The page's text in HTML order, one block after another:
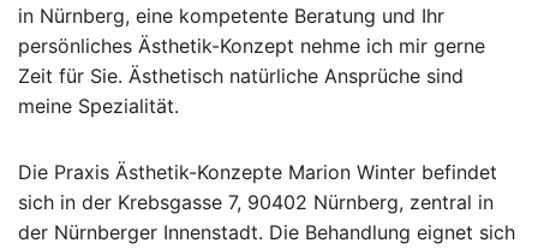
in Nürnberg, eine kompetente Beratung und Ihr
persönliches Ästhetik-Konzept nehme ich mir gerne
Zeit für Sie. Ästhetisch natürliche Ansprüche sind
meine Spezialität.
Die Praxis Ästhetik-Konzepte Marion Winter befindet
sich in der Krebsgasse 7, 90402 Nürnberg, zentral in
der Nürnberger Innenstadt. Die Behandlung eignet sich